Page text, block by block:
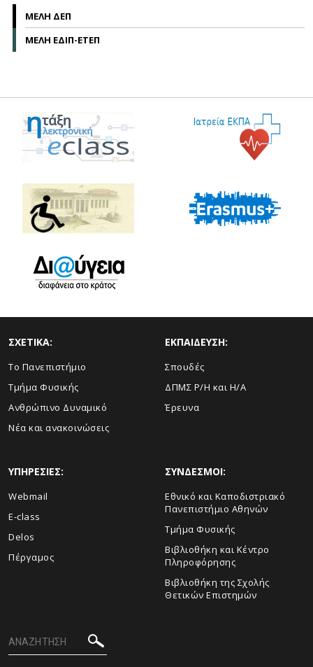
ΜΕΛΗ ΔΕΠ
ΜΕΛΗ ΕΔΙΠ-ΕΤΕΠ
ΣΧΕΤΙΚΑ:
Το Πανεπιστήμιο
Τμήμα Φυσικής
Ανθρώπινο Δυναμικό
Νέα και ανακοινώσεις
ΕΚΠΑΙΔΕΥΣΗ:
Σπουδές
ΔΠΜΣ Ρ/Η και Η/Α
Έρευνα
ΥΠΗΡΕΣΙΕΣ:
Webmail
E-class
Delos
Πέργαμος
ΣΥΝΔΕΣΜΟΙ:
Εθνικό και Καποδιστριακό
Πανεπιστήμιο Αθηνών
Τμήμα Φυσικής
Βιβλιοθήκη και Κέντρο
Πληροφόρησης
Βιβλιοθήκη της Σχολής
Θετικών Επιστημών